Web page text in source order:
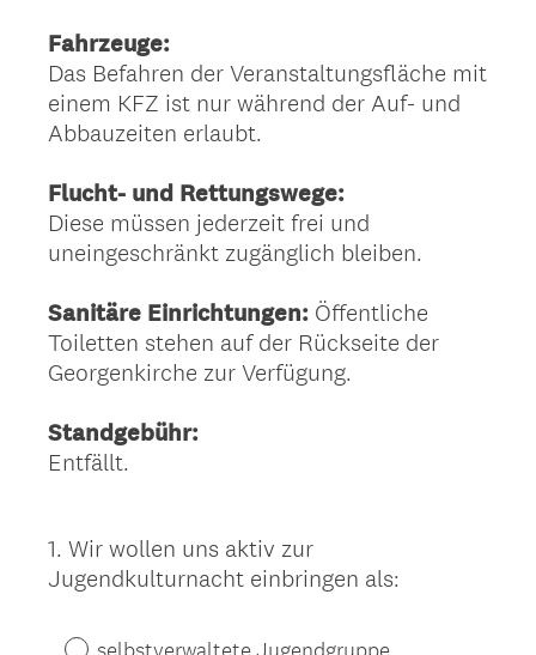
Fahrzeuge:
Das Befahren der Veranstaltungsfläche mit
einem KFZ ist nur während der Auf- und
Abbauzeiten erlaubt.
Flucht- und Rettungswege:
Diese müssen jederzeit frei und
uneingeschränkt zugänglich bleiben.
Sanitäre Einrichtungen: Öffentliche
Toiletten stehen auf der Rückseite der
Georgenkirche zur Verfügung.
Standgebühr:
Entfällt.
Question
Title
1. Wir wollen uns aktiv zur
Jugendkulturnacht einbringen als: